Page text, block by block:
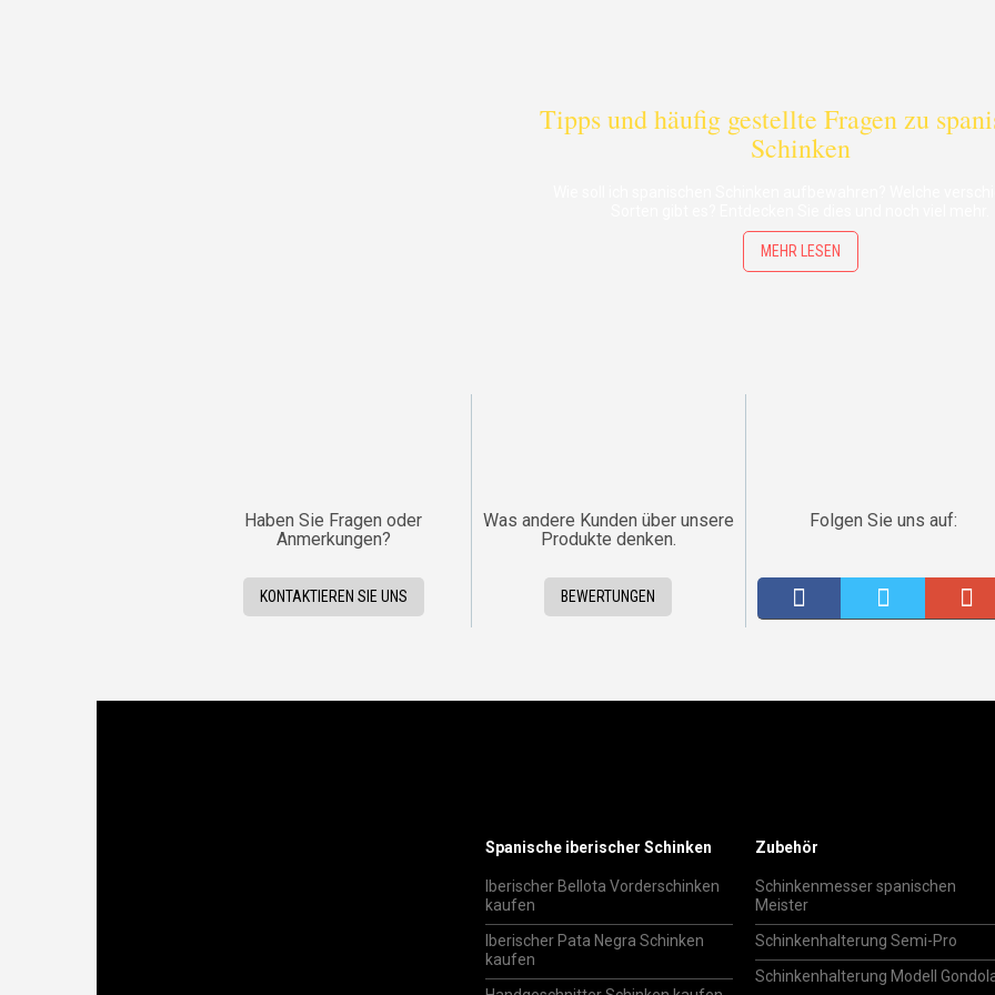
Tipps und häufig gestellte Fragen zu
Schinken
MEHR LESEN
Haben Sie Fragen oder
Anmerkungen?
KONTAKTIEREN SIE UNS
Was andere Kunden über unsere
Produkte denken.
BEWERTUNGEN
Folgen Sie uns auf:
Spanische iberischer Schinken
Iberischer Bellota Vorderschinken
kaufen
Iberischer Pata Negra Schinken
kaufen
Zubehör
Schinkenmesser spanischen
Meister
Schinkenhalterung Semi-Pro
Schinkenhalterung Modell